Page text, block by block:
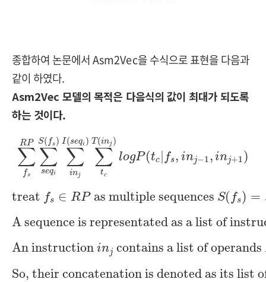
종합하여 논문에서 Asm2Vec을 수식으로 표현을 다음과
같이 하였다.
Asm2Vec 모델의 목적은 다음식의 값이 최대가 되도록
하는 것이다.
RP
∑
fs
S( fs )
∑
seqi
I(seqi )
∑
inj
T (inj )
∑
tc
logP(tc | fs, inj−1, inj+1)
∑f sRP∑seqiS(f s
treat fs ∈ RP as multiple sequences S( fs) =
treat fs ∈ RPas multiple sequencesS(f s)
A sequence is representated as a list of
A sequence is representated as a list of
An instruction inj contains a list of operands
An instructionin contains a list of
So, their concatenation is denoted as its list
So, their concatenation is denoted as its